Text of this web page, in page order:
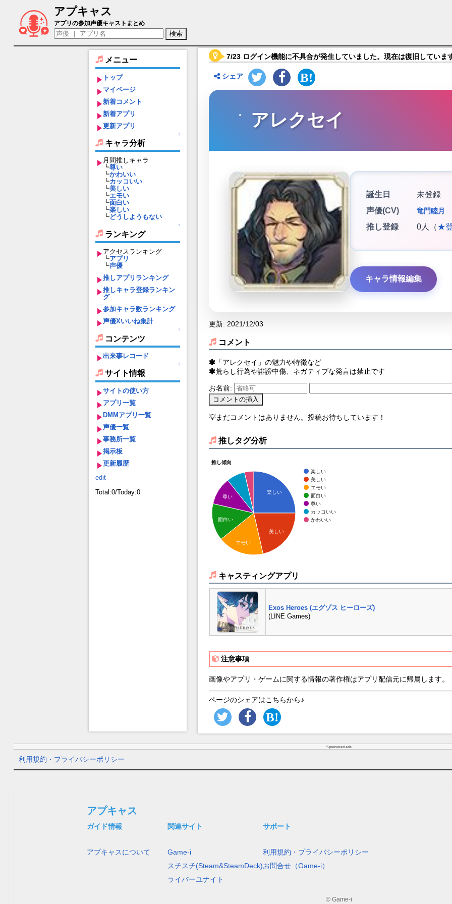
アプキャス
アレクセイ（声優：竜門睦月)【Exos Heroes (エグゾス ヒーローズ)】キャラ紹介
アプリの参加声優キャストまとめ
メニュー
トップ
マイページ
新着コメント
新着アプリ
更新アプリ
↑
キャラ分析
月間推しキャラ
┗尊い
┗かわいい
┗カッコいい
┗美しい
┗エモい
┗面白い
┗楽しい
┗どうしようもない
↑
ランキング
アクセスランキング
┗アプリ
┗声優
推しアプリランキング
推しキャラ登録ランキン
グ
参加キャラ数ランキング
声優Xいいね集計
↑
コンテンツ
出来事レコード
↑
サイト情報
サイトの使い方
アプリ一覧
DMMアプリ一覧
声優一覧
事務所一覧
掲示板
更新履歴
edit
Total:0/Today:0
7/23 ログイン機能に不具合が発生していました。現在は復旧していま
シェア
アレクセイ
誕生日
未登録
声優(CV)
竜門睦月
推し登録 0人（★
キャラ情報編集
更新: 2021/12/03
コメント
「アレクセイ」の魅力や特徴など
荒らし行為や誹謗中傷、ネガティブな発言は禁止です
お名前:
💡まだコメントはありません。投稿お待ちしています！
推しタグ分析
推し傾向
楽しい
美しい
エモい
面白い
尊い
カッコいい
かわいい
楽しい
美しい
尊い
面白い
エモい
キャスティングアプリ
Exos Heroes (エグゾス ヒーローズ)
(LINE Games)
注意事項
画像やアプリ・ゲームに関する情報の著作権はアプリ配信元に帰属します。
ページのシェアはこちらから♪
Sponsored ads
利用規約・プライバシーポリシー
アプキャス
ガイド情報
アプキャスについて
関連サイト
Game-i
スチスチ(Steam&SteamDeck)
ライバーユナイト
サポート
利用規約・プライバシーポリシー
お問合せ（Game-i）
© Game-i